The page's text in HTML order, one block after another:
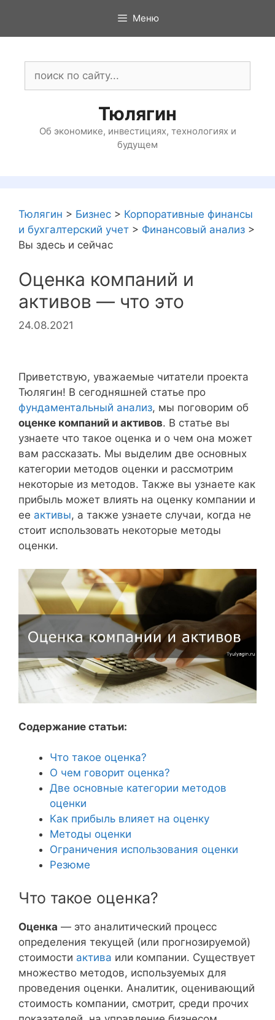
содержимому
Меню
Тюлягин
Об экономике, инвестициях, технологиях и
будущем
Тюлягин > Бизнес > Корпоративные финансы
и бухгалтерский учет > Финансовый анализ >
Вы здесь и сейчас
Оценка компаний и
активов — что это
24.08.2021
Приветствую, уважаемые читатели проекта
Тюлягин! В сегодняшней статье про
фундаментальный анализ, мы поговорим об
оценке компаний и активов. В статье вы
узнаете что такое оценка и о чем она может
вам рассказать. Мы выделим две основных
категории методов оценки и рассмотрим
некоторые из методов. Также вы узнаете как
прибыль может влиять на оценку компании и
ее активы, а также узнаете случаи, когда не
стоит использовать некоторые методы
оценки.
Содержание статьи:
Что такое оценка?
О чем говорит оценка?
Две основные категории методов
оценки
Как прибыль влияет на оценку
Методы оценки
Ограничения использования оценки
Резюме
Что такое оценка?
Оценка — это аналитический процесс
определения текущей (или прогнозируемой)
стоимости актива или компании. Существует
множество методов, используемых для
проведения оценки. Аналитик, оценивающий
стоимость компании, смотрит, среди прочих